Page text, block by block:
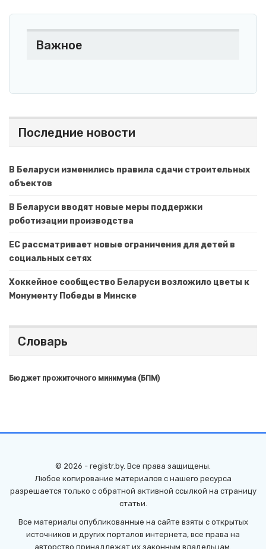
Важное
Последние новости
В Беларуси изменились правила сдачи строительных
объектов
В Беларуси вводят новые меры поддержки
роботизации производства
ЕС рассматривает новые ограничения для детей в
социальных сетях
Хоккейное сообщество Беларуси возложило цветы к
Монументу Победы в Минске
Словарь
Бюджет прожиточного минимума (БПМ)
© 2026 - registr.by. Все права защищены.
Любое копирование материалов с нашего ресурса
разрешается только с обратной активной ссылкой на страницу
статьи.
Все материалы опубликованные на сайте взяты с открытых
источников и других порталов интернета, все права на
авторство принадлежат их законным владельцам.